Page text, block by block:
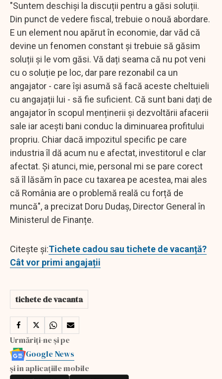
"Suntem deschiși la discuții pentru a găsi soluții.
Din punct de vedere fiscal, trebuie o nouă abordare.
E un element nou apărut în economie, dar văd că
devine un fenomen constant și trebuie să găsim
soluții și le vom găsi. Vă dați seama că nu pot veni
cu o soluție pe loc, dar pare rezonabil ca un
angajator - care își asumă să facă aceste cheltuieli
cu angajații lui - să fie suficient. Că sunt bani dați de
angajator în scopul menținerii și dezvoltării afacerii
sale iar acești bani conduc la diminuarea profitului
propriu. Chiar dacă impozitul specific pe care
industria îl dă acum nu e afectat, investitorul e clar
afectat. Și atunci, mie, personal mi se pare corect
să îl lăsăm în pace cu taxarea pe acestea, mai ales
că România are o problemă reală cu forță de
muncă", a precizat Doru Dudaș, Director General în
Ministerul de Finanțe.
Citește și:Tichete cadou sau tichete de vacanță?
Cât vor primi angajații
tichete de vacanta
Urmăriți-ne și pe
Google News
și în aplicațiile mobile